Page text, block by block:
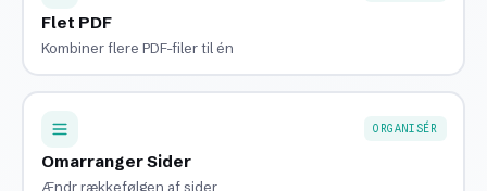
Flet PDF
Kombiner flere PDF-filer til én
ORGANISÉR
Omarranger Sider
Ændr rækkefølgen af sider